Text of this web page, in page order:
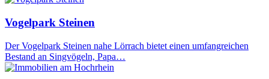
Vogelpark Steinen
Der Vogelpark Steinen nahe Lörrach bietet einen umfangreichen
Bestand an Singvögeln, Papa…